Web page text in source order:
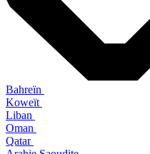
Bahreïn
Koweït
Liban
Oman
Qatar